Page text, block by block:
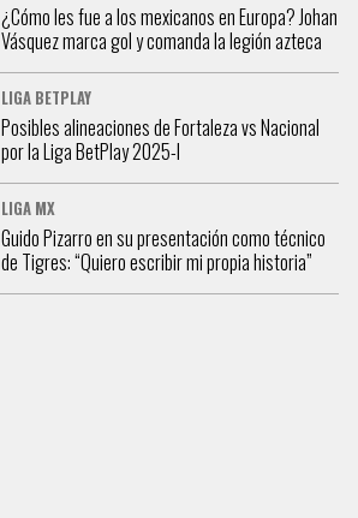
¿Cómo les fue a los mexicanos en Europa? Johan
Vásquez marca gol y comanda la legión azteca
LIGA BETPLAY
Posibles alineaciones de Fortaleza vs Nacional
por la Liga BetPlay 2025-I
LIGA MX
Guido Pizarro en su presentación como técnico
de Tigres: “Quiero escribir mi propia historia”